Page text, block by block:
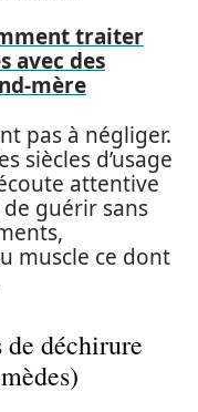
traiter
avec des
mère
pas à négliger.
siècles d’usage
attentive
guérir sans
muscle ce dont
de déchirure